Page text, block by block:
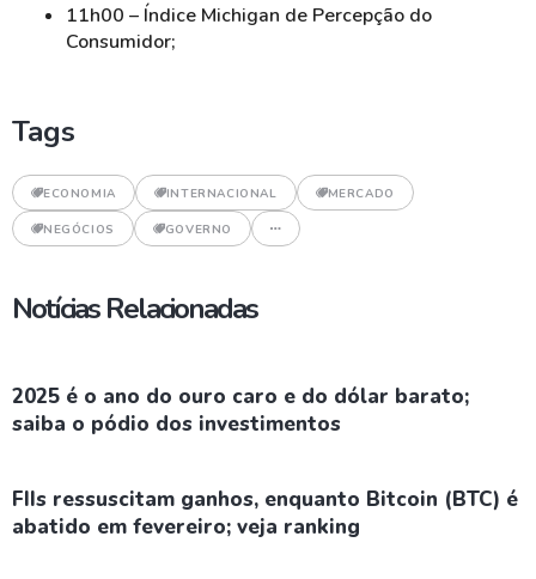
11h00 – Índice Michigan de Percepção do
Consumidor;
Tags
ECONOMIA INTERNACIONAL MERCADO
NEGÓCIOS GOVERNO
Notícias Relacionadas
2025 é o ano do ouro caro e do dólar barato;
saiba o pódio dos investimentos
FIIs ressuscitam ganhos, enquanto Bitcoin (BTC) é
abatido em fevereiro; veja ranking